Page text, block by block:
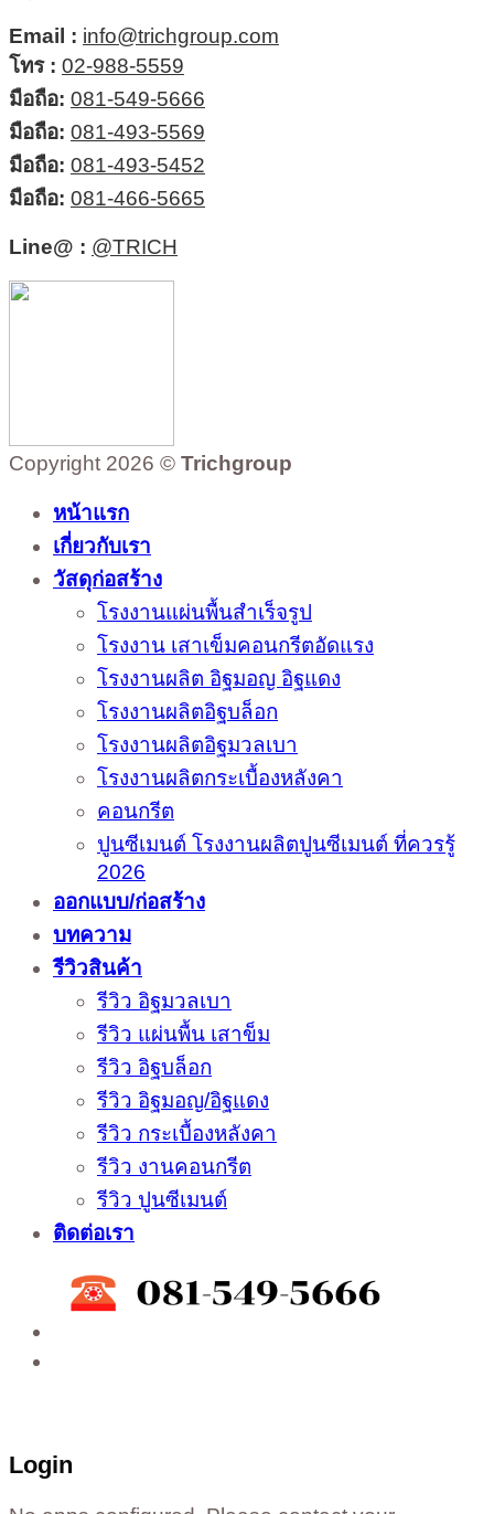
Email : info@trichgroup.com
โทร : 02-988-5559
มือถือ: 081-549-5666
มือถือ: 081-493-5569
มือถือ: 081-493-5452
มือถือ: 081-466-5665
Line@ : @TRICH
Copyright 2026 © Trichgroup
หน้าแรก
เกี่ยวกับเรา
วัสดุก่อสร้าง
โรงงานแผ่นพื้นสำเร็จรูป
โรงงาน เสาเข็มคอนกรีตอัดแรง
โรงงานผลิต อิฐมอญ อิฐแดง
โรงงานผลิตอิฐบล็อก
โรงงานผลิตอิฐมวลเบา
โรงงานผลิตกระเบื้องหลังคา
คอนกรีต
ปูนซีเมนต์ โรงงานผลิตปูนซีเมนต์ ที่ควรรู้
2026
ออกแบบ/ก่อสร้าง
บทความ
รีวิวสินค้า
รีวิว อิฐมวลเบา
รีวิว แผ่นพื้น เสาข็ม
รีวิว อิฐบล็อก
รีวิว อิฐมอญ/อิฐแดง
รีวิว กระเบื้องหลังคา
รีวิว งานคอนกรีต
รีวิว ปูนซีเมนต์
ติดต่อเรา
Login